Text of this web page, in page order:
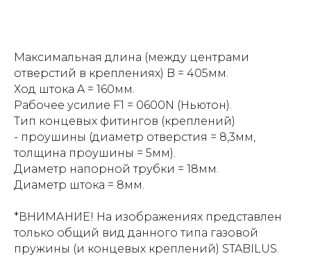
Максимальная длина (между центрами
отверстий в креплениях) B = 405мм.
Ход штока A = 160мм.
Рабочее усилие F1 = 0600N (Ньютон).
Тип концевых фитингов (креплений)
- проушины (диаметр отверстия = 8,3мм,
толщина проушины = 5мм).
Диаметр напорной трубки = 18мм.
Диаметр штока = 8мм.
*ВНИМАНИЕ! На изображениях представлен
только общий вид данного типа газовой
пружины (и концевых креплений) STABILUS.